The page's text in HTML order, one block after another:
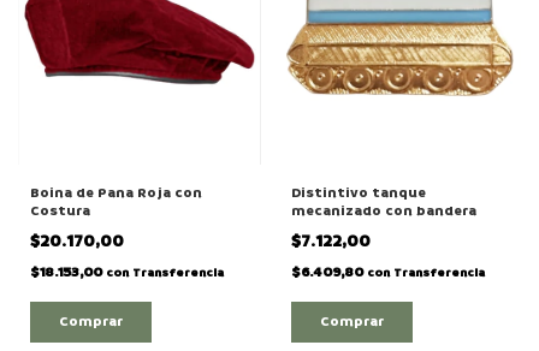
Boina de Pana Roja con
Costura
$20.170,00
$18.153,00 con Transferencia
Comprar
Distintivo tanque
mecanizado con bandera
$7.122,00
$6.409,80 con Transferencia
Comprar